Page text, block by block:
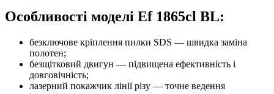
Особливості моделі Ef 1865cl BL:
безключове кріплення пилки SDS — швидка заміна
полотен;
безщітковий двигун — підвищена ефективність і
довговічність;
лазерний покажчик лінії різу — точне ведення